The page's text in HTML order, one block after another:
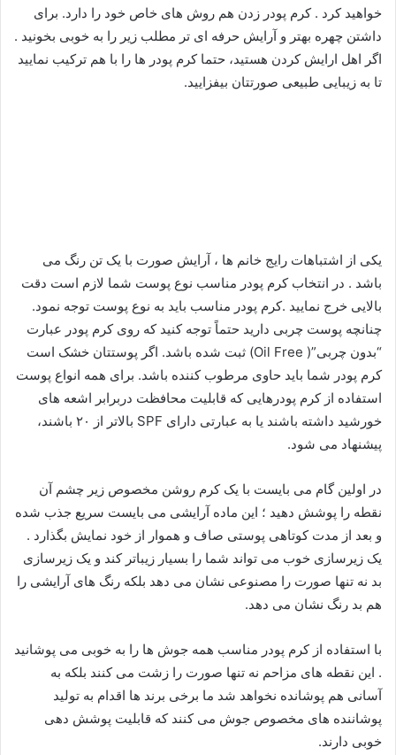
خواهید کرد . کرم پودر زدن هم روش های خاص خود را دارد. برای
داشتن چهره بهتر و آرایش حرفه ای تر مطلب زیر را به خوبی بخونید .
اگر اهل ارایش کردن هستید، حتما کرم پودر ها را با هم ترکیب نمایید
تا به زیبایی طبیعی صورتتان بیفزایید.
یکی از اشتباهات رایج خانم ها ، آرایش صورت با یک تن رنگ می
باشد . در انتخاب کرم پودر مناسب نوع پوست شما لازم است دقت
بالایی خرج نمایید .کرم پودر مناسب باید به نوع پوست توجه نمود.
چنانچه پوست چربی دارید حتماً توجه کنید که روی کرم پودر عبارت
“بدون چربی”( Oil Free) ثبت شده باشد. اگر پوستتان خشک است
کرم پودر شما باید حاوی مرطوب کننده باشد. برای همه انواع پوست
استفاده از کرم پودرهایی که قابلیت محافظت دربرابر اشعه های
خورشید داشته باشند یا به عبارتی دارای SPF بالاتر از ۲۰ باشند،
پیشنهاد می شود.
در اولین گام می بایست با یک کرم روشن مخصوص زیر چشم آن
نقطه را پوشش دهید ؛ این ماده آرایشی می بایست سریع جذب شده
و بعد از مدت کوتاهی پوستی صاف و هموار از خود نمایش بگذارد .
یک زیرسازی خوب می تواند شما را بسیار زیباتر کند و یک زیرسازی
بد نه تنها صورت را مصنوعی نشان می دهد بلکه رنگ های آرایشی را
هم بد رنگ نشان می دهد.
با استفاده از کرم پودر مناسب همه جوش ها را به خوبی می پوشانید
. این نقطه های مزاحم نه تنها صورت را زشت می کنند بلکه به
آسانی هم پوشانده نخواهد شد ما برخی برند ها اقدام به تولید
پوشاننده های مخصوص جوش می کنند که قابلیت پوشش دهی
خوبی دارند.